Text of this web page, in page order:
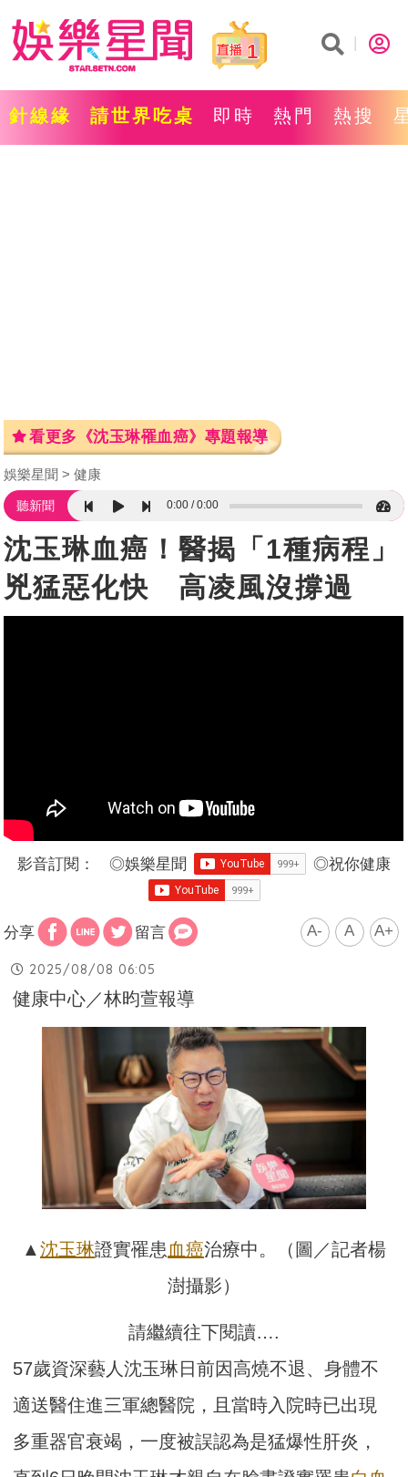
1
針線緣 請世界吃桌 即時 熱門 熱搜
看更多《沈玉琳罹血癌》專題報導
娛樂星聞 健康
聽新聞 0:00 0:00
沈玉琳血癌！醫揭「1種病程」
兇猛惡化快 高凌風沒撐過
影音訂閱： ◎娛樂星聞 ◎祝你健康
分享 留言 A- A A+
2025/08/08 06:05
健康中心／林昀萱報導
▲ 沈玉琳證實罹患血癌治療中。（圖／記者楊
澍攝影）
請繼續往下閱讀….
57歲資深藝人沈玉琳日前因高燒不退、身體不
適送醫住進三軍總醫院，且當時入院時已出現
多重器官衰竭，一度被誤認為是猛爆性肝炎，